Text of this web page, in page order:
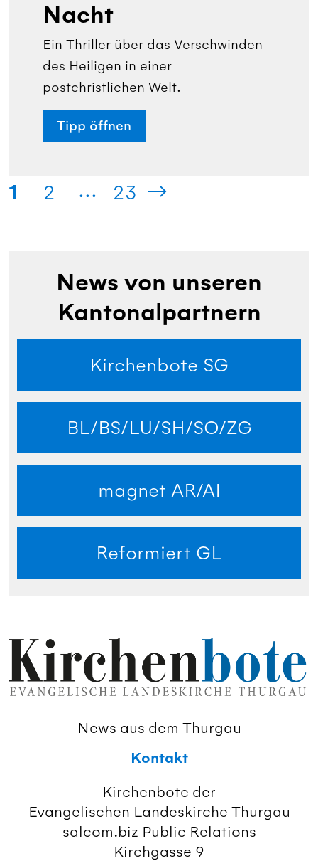
Nacht
Ein Thriller über das Verschwinden
des Heiligen in einer
postchristlichen Welt.
Tipp öffnen
1 2 ... 23
News von unseren
Kantonalpartnern
Kirchenbote SG
BL/BS/LU/SH/SO/ZG
magnet AR/AI
Reformiert GL
News aus dem Thurgau
Kontakt
Kirchenbote der
Evangelischen Landeskirche Thurgau
salcom.biz Public Relations
Kirchgasse 9